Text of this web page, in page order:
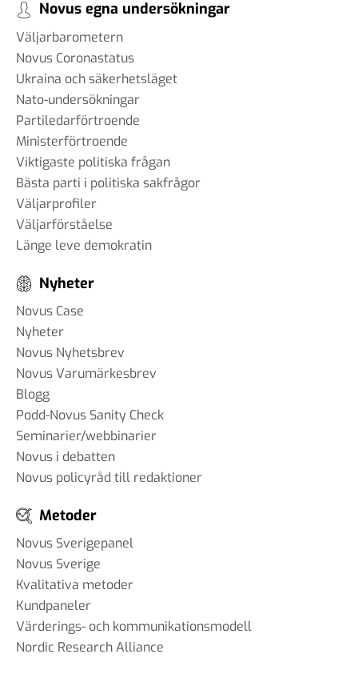
Novus egna undersökningar
Väljarbarometern
Novus Coronastatus
Ukraina och säkerhetsläget
Nato-undersökningar
Partiledarförtroende
Ministerförtroende
Viktigaste politiska frågan
Bästa parti i politiska sakfrågor
Väljarprofiler
Väljarförståelse
Länge leve demokratin
Nyheter
Novus Case
Nyheter
Novus Nyhetsbrev
Novus Varumärkesbrev
Blogg
Podd-Novus Sanity Check
Seminarier/webbinarier
Novus i debatten
Novus policyråd till redaktioner
Metoder
Novus Sverigepanel
Novus Sverige
Kvalitativa metoder
Kundpaneler
Värderings- och kommunikationsmodell
Nordic Research Alliance